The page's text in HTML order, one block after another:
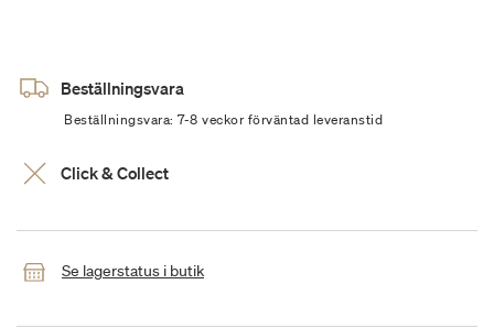
Beställningsvara
Beställningsvara: 7-8 veckor förväntad leveranstid
Click & Collect
Se lagerstatus i butik